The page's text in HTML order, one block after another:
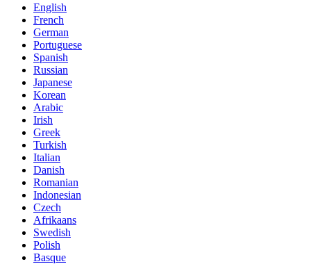
English
French
German
Portuguese
Spanish
Russian
Japanese
Korean
Arabic
Irish
Greek
Turkish
Italian
Danish
Romanian
Indonesian
Czech
Afrikaans
Swedish
Polish
Basque